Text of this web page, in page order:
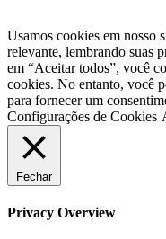
Usamos cookies em nosso
relevante, lembrando suas
em “Aceitar todos”, você
cookies. No entanto, você
para fornecer um
Configurações de Cookies
Fechar
Privacy Overview